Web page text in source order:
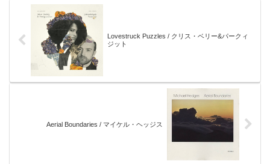
Lovestruck Puzzles / クリス・ベリー&パークィ
ジット
Aerial Boundaries / マイケル・ヘッジス